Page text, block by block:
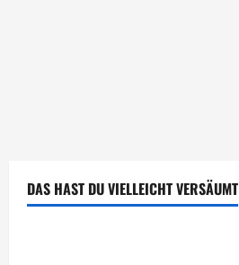
DAS HAST DU VIELLEICHT VERSÄUMT
Brot & Brötchen